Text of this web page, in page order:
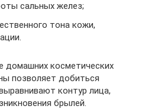
сальных желез;
тона кожи,
домашних косметических
позволяет добиться
контур лица,
брылей.